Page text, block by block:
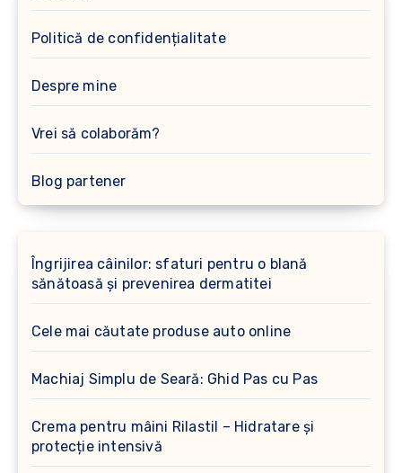
Politică de confidențialitate
Despre mine
Vrei să colaborăm?
Blog partener
Îngrijirea câinilor: sfaturi pentru o blană
sănătoasă și prevenirea dermatitei
Cele mai căutate produse auto online
Machiaj Simplu de Seară: Ghid Pas cu Pas
Crema pentru mâini Rilastil – Hidratare și
protecție intensivă